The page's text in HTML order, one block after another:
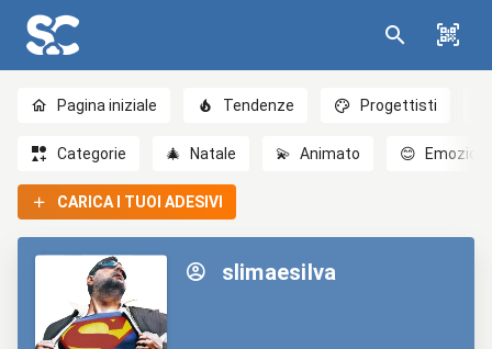
Pagina iniziale Tendenze Progettisti
Categorie 🎄 Natale 💫 Animato 😊 Emozioni
CARICA I TUOI ADESIVI
slimaesilva